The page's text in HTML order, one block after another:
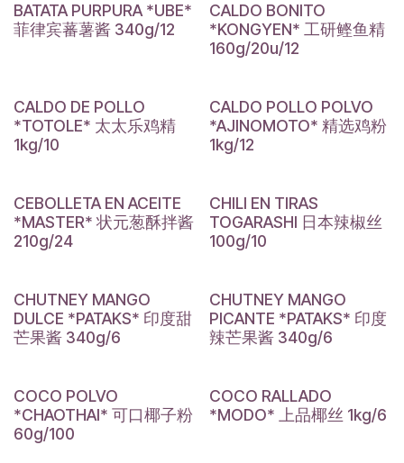
BATATA PURPURA *UBE*
菲律宾蕃薯酱 340g/12
CALDO BONITO
*KONGYEN* 工研鲣鱼精
160g/20u/12
CALDO DE POLLO
*TOTOLE* 太太乐鸡精
1kg/10
CALDO POLLO POLVO
*AJINOMOTO* 精选鸡粉
1kg/12
CEBOLLETA EN ACEITE
*MASTER* 状元葱酥拌酱
210g/24
CHILI EN TIRAS
TOGARASHI 日本辣椒丝
100g/10
CHUTNEY MANGO
DULCE *PATAKS* 印度甜
芒果酱 340g/6
CHUTNEY MANGO
PICANTE *PATAKS* 印度
辣芒果酱 340g/6
COCO POLVO
*CHAOTHAI* 可口椰子粉
60g/100
COCO RALLADO
*MODO* 上品椰丝 1kg/6